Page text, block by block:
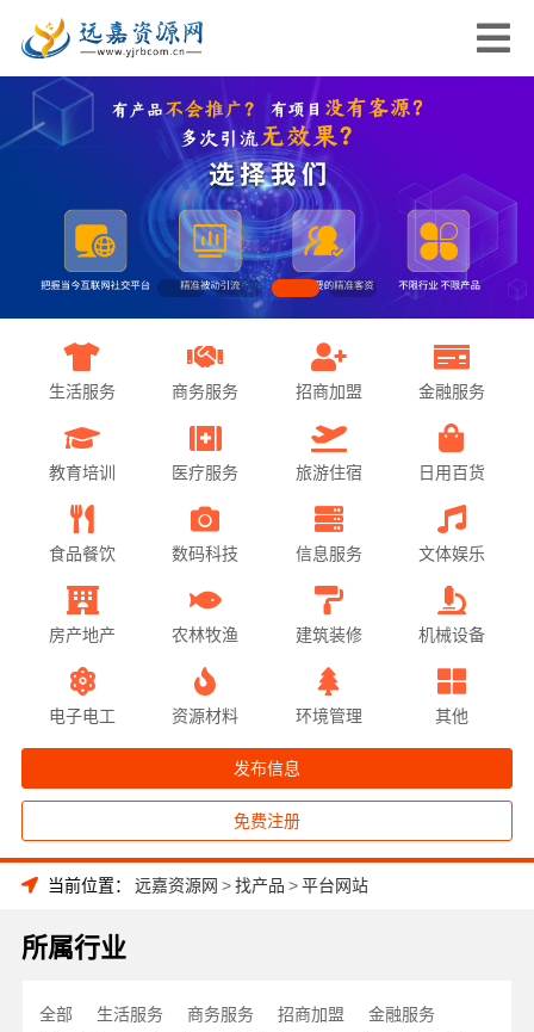
生活服务 商务服务 招商加盟 金融服务
教育培训 医疗服务 旅游住宿 日用百货
食品餐饮 数码科技 信息服务 文体娱乐
房产地产 农林牧渔 建筑装修 机械设备
电子电工 资源材料 环境管理 其他
发布信息
免费注册
当前位置： 远嘉资源网 >找产品 >平台网站
所属行业
全部 生活服务 商务服务 招商加盟
金融服务